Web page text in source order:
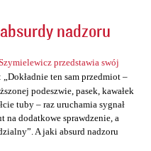
nadzoru
przedstawia swój
: „Dokładnie ten sam przedmiot –
podeszwie, pasek, kawałek
tuby – raz uruchamia sygnał
na dodatkowe sprawdzenie, a
A jaki absurd nadzoru